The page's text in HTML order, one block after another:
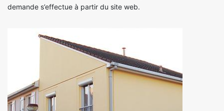
demande s’effectue à partir du site web.